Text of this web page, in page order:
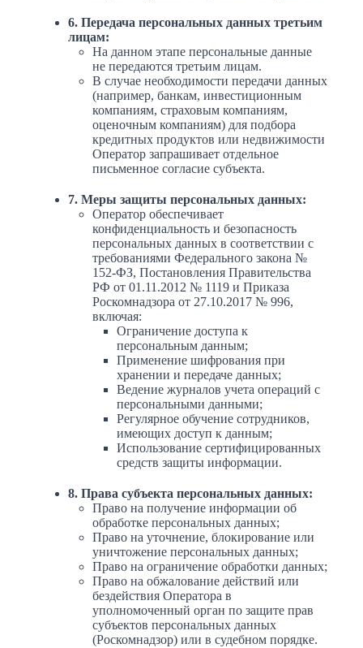
6. Передача персональных данных третьим
лицам:
На данном этапе персональные данные
не передаются третьим лицам.
В случае необходимости передачи данных
(например, банкам, инвестиционным
компаниям, страховым компаниям,
оценочным компаниям) для подбора
кредитных продуктов или недвижимости
Оператор запрашивает отдельное
письменное согласие субъекта.
7. Меры защиты персональных данных:
Оператор обеспечивает
конфиденциальность и безопасность
персональных данных в соответствии с
требованиями Федерального закона №
152-ФЗ, Постановления Правительства
РФ от 01.11.2012 № 1119 и Приказа
Роскомнадзора от 27.10.2017 № 996,
включая:
Ограничение доступа к
персональным данным;
Применение шифрования при
хранении и передаче данных;
Ведение журналов учета операций с
персональными данными;
Регулярное обучение сотрудников,
имеющих доступ к данным;
Использование сертифицированных
средств защиты информации.
8. Права субъекта персональных данных:
Право на получение информации об
обработке персональных данных;
Право на уточнение, блокирование или
уничтожение персональных данных;
Право на ограничение обработки данных;
Право на обжалование действий или
бездействия Оператора в
уполномоченный орган по защите прав
субъектов персональных данных
(Роскомнадзор) или в судебном порядке.